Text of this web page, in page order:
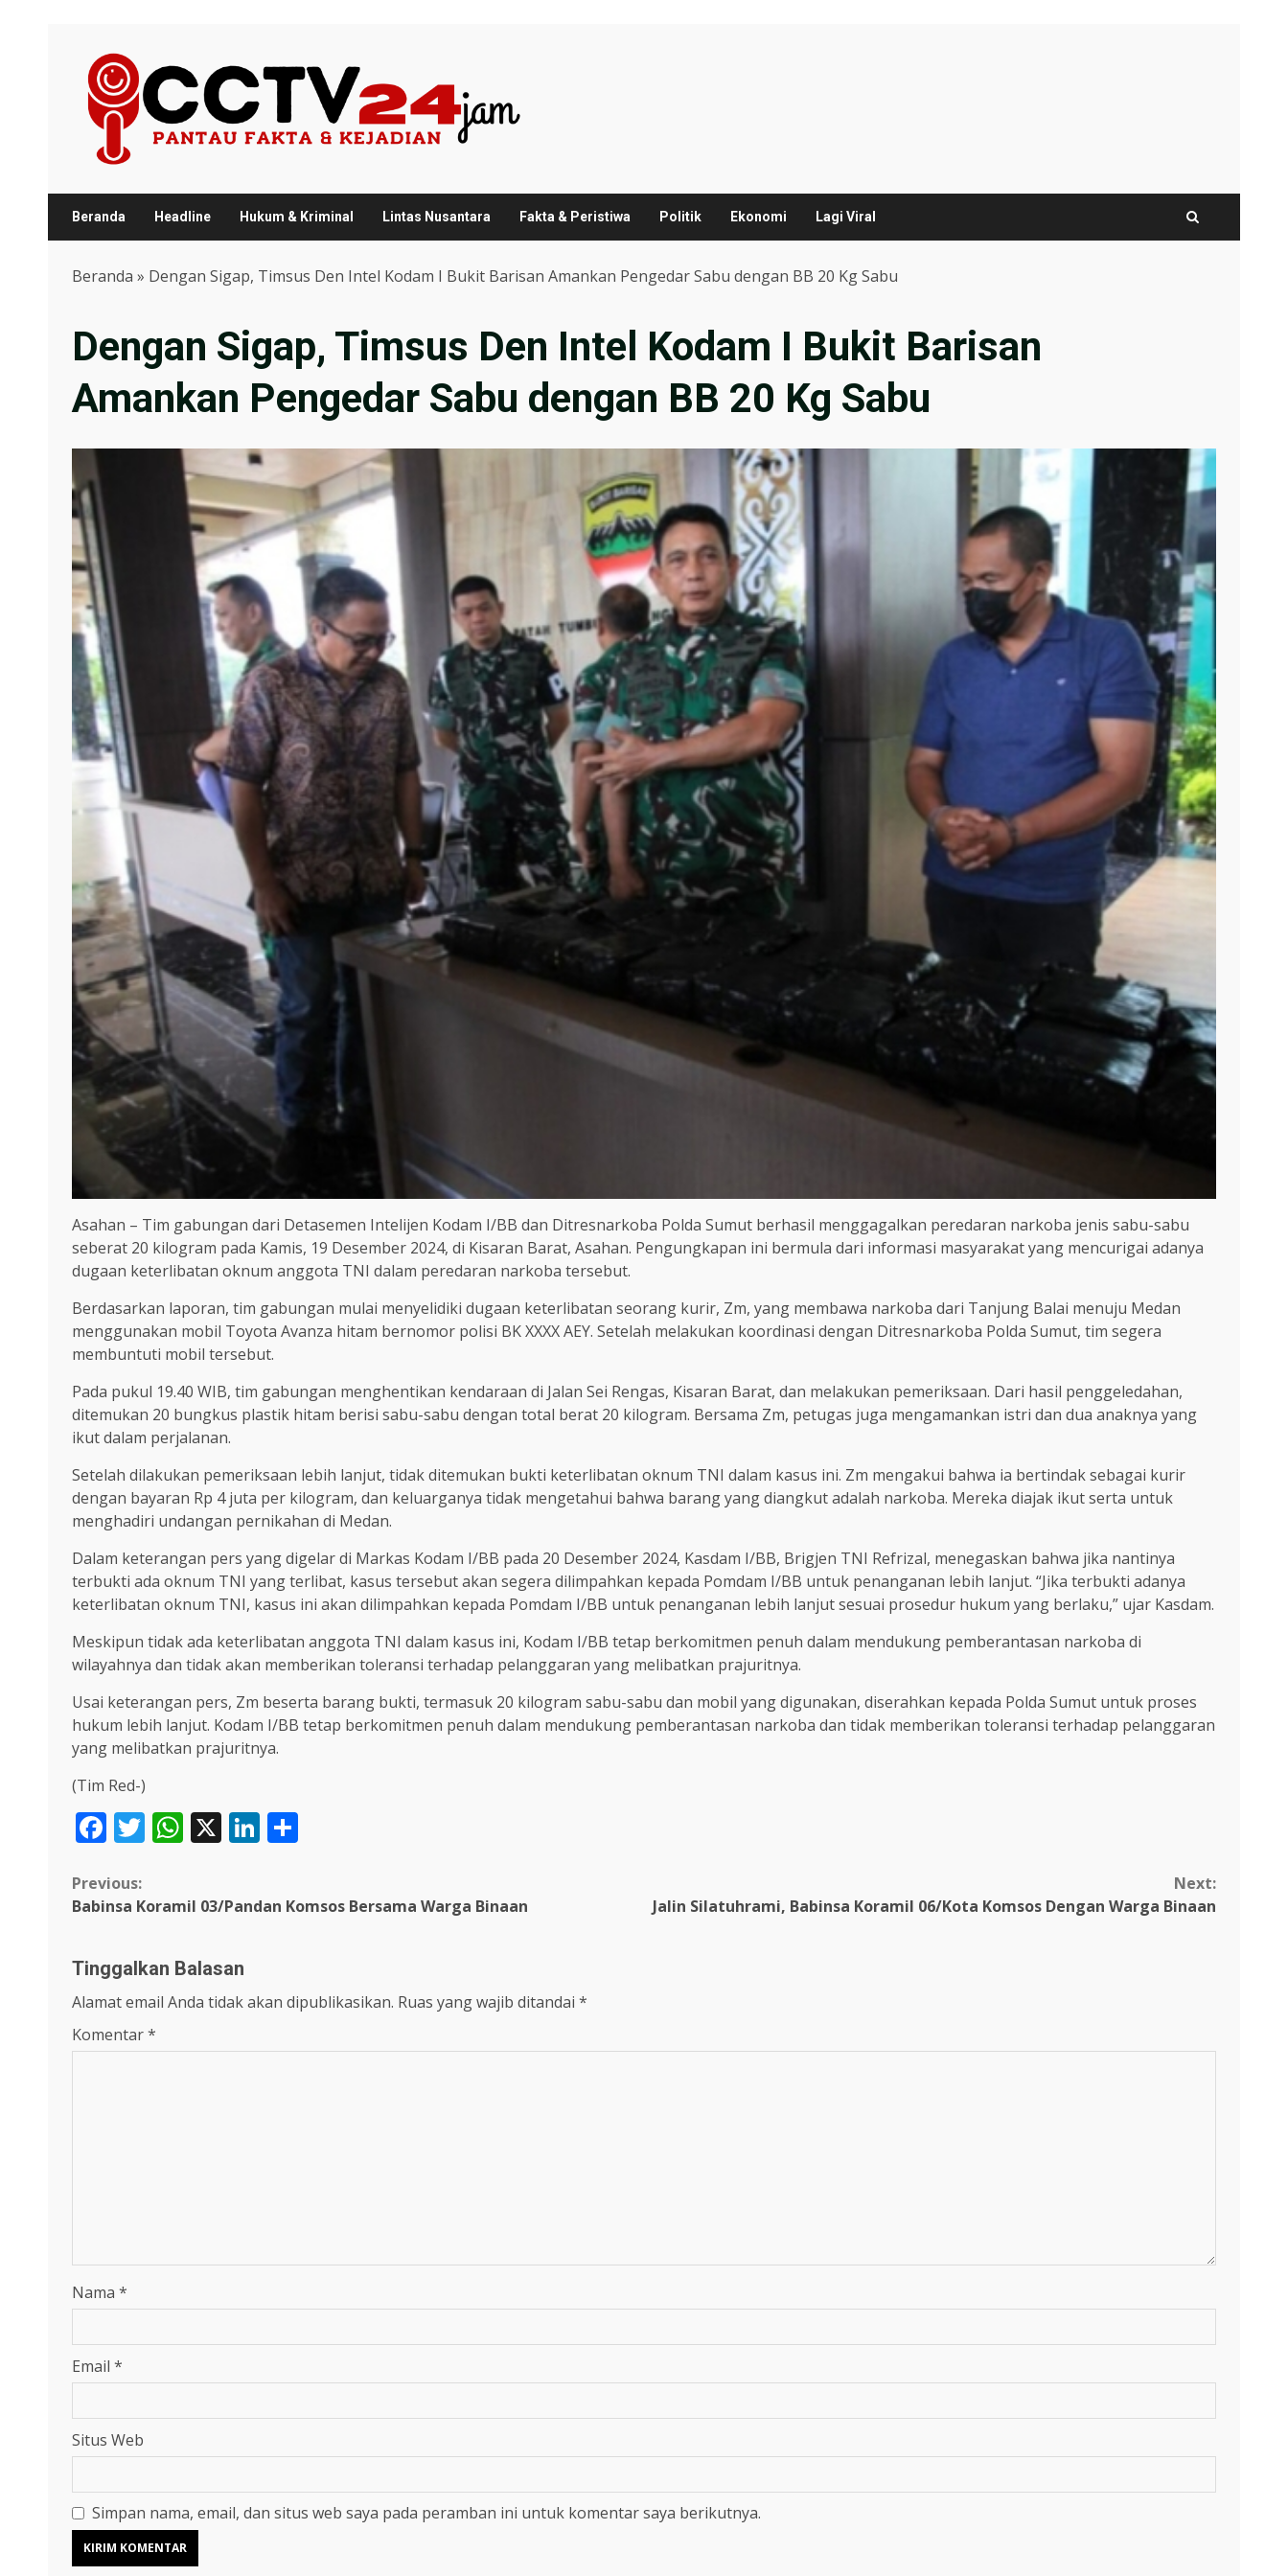
content
Beranda Headline Hukum & Kriminal Lintas Nusantara Fakta & Peristiwa Politik Ekonomi Lagi Viral
Beranda » Dengan Sigap, Timsus Den Intel Kodam I Bukit Barisan Amankan Pengedar Sabu dengan BB 20 Kg Sabu
Dengan Sigap, Timsus Den Intel Kodam I Bukit Barisan
Amankan Pengedar Sabu dengan BB 20 Kg Sabu
Asahan – Tim gabungan dari Detasemen Intelijen Kodam I/BB dan Ditresnarkoba Polda Sumut berhasil menggagalkan peredaran narkoba jenis sabu-sabu
seberat 20 kilogram pada Kamis, 19 Desember 2024, di Kisaran Barat, Asahan. Pengungkapan ini bermula dari informasi masyarakat yang mencurigai adanya
dugaan keterlibatan oknum anggota TNI dalam peredaran narkoba tersebut.
Berdasarkan laporan, tim gabungan mulai menyelidiki dugaan keterlibatan seorang kurir, Zm, yang membawa narkoba dari Tanjung Balai menuju Medan
menggunakan mobil Toyota Avanza hitam bernomor polisi BK XXXX AEY. Setelah melakukan koordinasi dengan Ditresnarkoba Polda Sumut, tim segera
membuntuti mobil tersebut.
Pada pukul 19.40 WIB, tim gabungan menghentikan kendaraan di Jalan Sei Rengas, Kisaran Barat, dan melakukan pemeriksaan. Dari hasil penggeledahan,
ditemukan 20 bungkus plastik hitam berisi sabu-sabu dengan total berat 20 kilogram. Bersama Zm, petugas juga mengamankan istri dan dua anaknya yang
ikut dalam perjalanan.
Setelah dilakukan pemeriksaan lebih lanjut, tidak ditemukan bukti keterlibatan oknum TNI dalam kasus ini. Zm mengakui bahwa ia bertindak sebagai kurir
dengan bayaran Rp 4 juta per kilogram, dan keluarganya tidak mengetahui bahwa barang yang diangkut adalah narkoba. Mereka diajak ikut serta untuk
menghadiri undangan pernikahan di Medan.
Dalam keterangan pers yang digelar di Markas Kodam I/BB pada 20 Desember 2024, Kasdam I/BB, Brigjen TNI Refrizal, menegaskan bahwa jika nantinya
terbukti ada oknum TNI yang terlibat, kasus tersebut akan segera dilimpahkan kepada Pomdam I/BB untuk penanganan lebih lanjut. “Jika terbukti adanya
keterlibatan oknum TNI, kasus ini akan dilimpahkan kepada Pomdam I/BB untuk penanganan lebih lanjut sesuai prosedur hukum yang berlaku,” ujar Kasdam.
Meskipun tidak ada keterlibatan anggota TNI dalam kasus ini, Kodam I/BB tetap berkomitmen penuh dalam mendukung pemberantasan narkoba di
wilayahnya dan tidak akan memberikan toleransi terhadap pelanggaran yang melibatkan prajuritnya.
Usai keterangan pers, Zm beserta barang bukti, termasuk 20 kilogram sabu-sabu dan mobil yang digunakan, diserahkan kepada Polda Sumut untuk proses
hukum lebih lanjut. Kodam I/BB tetap berkomitmen penuh dalam mendukung pemberantasan narkoba dan tidak memberikan toleransi terhadap pelanggaran
yang melibatkan prajuritnya.
(Tim Red-)
Facebook
Twitter
WhatsApp
X LinkedIn
Continue
Previous:
Babinsa Koramil 03/Pandan Komsos Bersama Warga Binaan
Next:
Jalin Silatuhrami, Babinsa Koramil 06/Kota Komsos Dengan Warga Binaan
Tinggalkan Balasan
Alamat email Anda tidak akan dipublikasikan. Ruas yang wajib ditandai *
Komentar*
Nama *
Email *
Situs Web
Simpan nama, email, dan situs web saya pada peramban ini untuk komentar saya berikutnya.